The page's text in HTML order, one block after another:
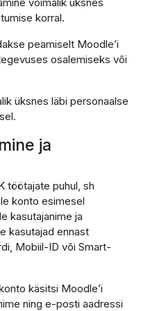
korral.
peamiselt Moodle’i
osalemiseks või
üksnes läbi personaalse
ja
töötajate puhul, sh
konto esimesel
kasutajanime ja
kasutajad ennast
Mobiil-ID või Smart-
käsitsi Moodle’i
ning e-posti aadressi